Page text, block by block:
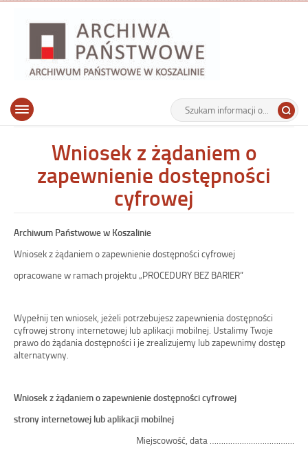
Archiwum Państwowe w Koszalinie
Wyszukiwarka
Tutaj
wpisz
Górne
Otwórz
Wniosek z żądaniem o
zapewnienie dostępności
cyfrowej
Archiwum Państwowe w Koszalinie
Wniosek z żądaniem o zapewnienie dostępności cyfrowej
opracowane w ramach projektu „PROCEDURY BEZ BARIER”
Wypełnij ten wniosek, jeżeli potrzebujesz zapewnienia dostępności
cyfrowej strony internetowej lub aplikacji mobilnej. Ustalimy Twoje
prawo do żądania dostępności i je zrealizujemy lub zapewnimy dostęp
alternatywny.
Wniosek z żądaniem o zapewnienie dostępności cyfrowej
strony internetowej lub aplikacji mobilnej
Miejscowość, data ……………………………….